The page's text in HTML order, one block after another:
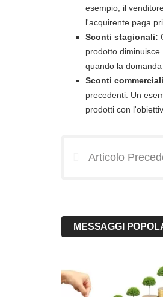
esempio, il
l'acquirente paga
Sconti stagionali:
prodotto
quando la domanda
Sconti
precedenti. Un
prodotti con
Articolo
MESSAGGI